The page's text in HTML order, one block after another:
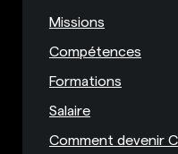
Missions
Compétences
Formations
Salaire
Comment devenir